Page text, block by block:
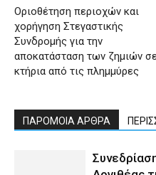
Οριοθέτηση περιοχών και
χορήγηση Στεγαστικής
Συνδρομής για την
αποκατάσταση των ζημιών σε
κτήρια από τις πλημμύρες
ΠΑΡΟΜΟΙΑ ΑΡΘΡΑ